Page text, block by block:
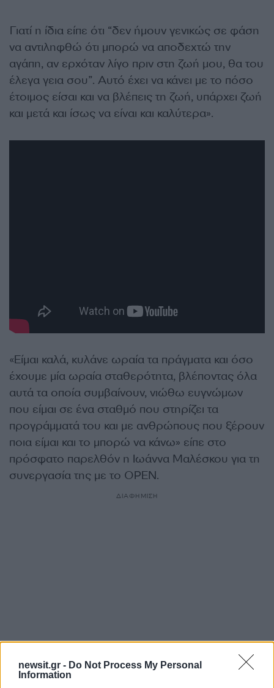
newsit.gr - Do Not Process My Personal
Information
Γιατί η ίδια είπε ότι “δεν ήμουν γενικώς σε φάση
να αντιληφθώ ότι μπορώ να αποδεχτώ την
αγάπη, αν ερχόταν λίγο πριν στη ζωή μου, θα του
έλεγα γεια σου”. Αυτό έχει να κάνει με το πόσο
έτοιμος είσαι και να βλέπεις τη ζωή, υπάρχει ζωή
και μετά και ίσως να είναι και καλύτερα».
«Είμαι καλά, κυλάνε ωραία τα πράγματα και όσο
έχουμε μία ωραία σταθερότητα, βλέποντας όλα
αυτά τα οποία συμβαίνουν, νιώθω ευγνώμων
που είμαι σε ένα σταθμό που στηρίζει τα
προγράμματά του και με ανθρώπους που ξέρουν
ποια είμαι και το μπορώ να κάνω» είπε στο
πρόσφατο παρελθόν η Ιωάννα Μαλέσκου για τη
συνεργασία της με το OPEN.
ΔΙΑΦΗΜΙΣΗ